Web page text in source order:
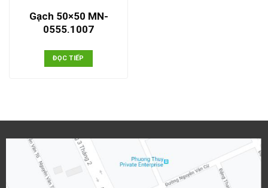
Gạch 50×50 MN-
0555.1007
ĐỌC TIẾP